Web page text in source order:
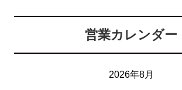
営業カレンダー
2026年8月